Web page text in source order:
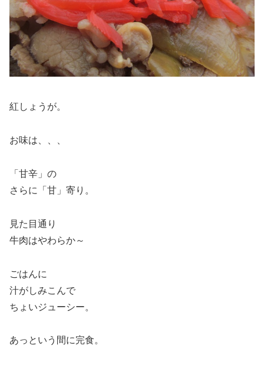
紅しょうが。
お味は、、、
「甘辛」の
さらに「甘」寄り。
見た目通り
牛肉はやわらか～
ごはんに
汁がしみこんで
ちょいジューシー。
あっという間に完食。